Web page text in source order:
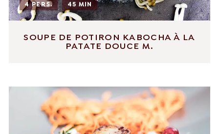
4 PERS. 45 MIN
SOUPE DE POTIRON KABOCHA À LA
PATATE DOUCE M.